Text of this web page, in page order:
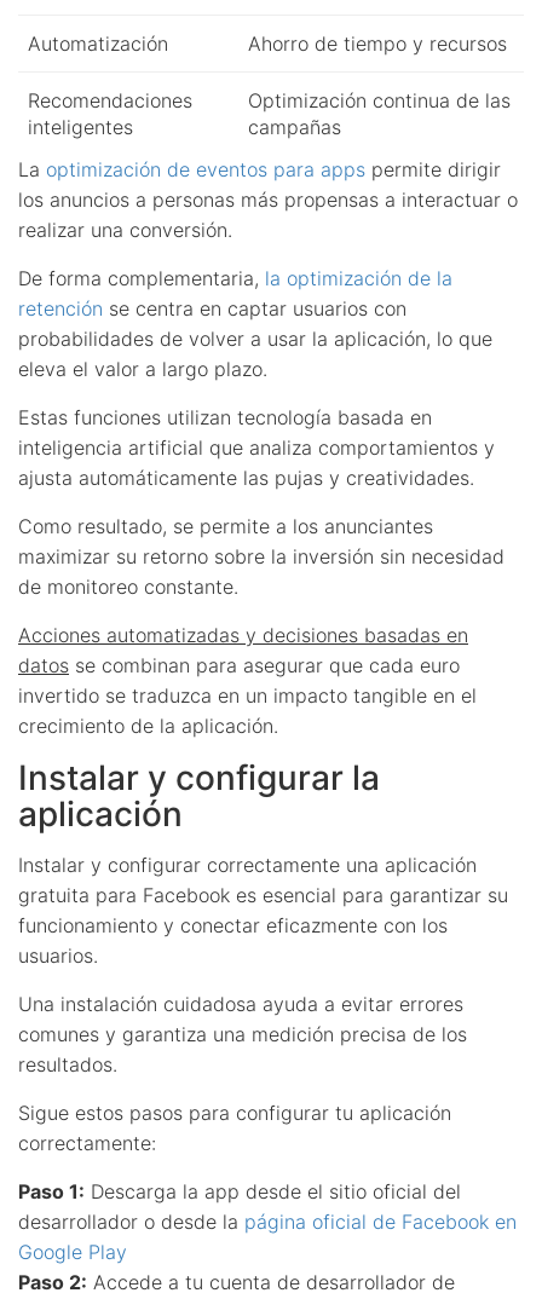
Automatización Ahorro de tiempo y recursos
Recomendaciones
inteligentes
Optimización continua de las
campañas
La optimización de eventos para apps permite dirigir
los anuncios a personas más propensas a interactuar o
realizar una conversión.
De forma complementaria, la optimización de la
retención se centra en captar usuarios con
probabilidades de volver a usar la aplicación, lo que
eleva el valor a largo plazo.
Estas funciones utilizan tecnología basada en
inteligencia artificial que analiza comportamientos y
ajusta automáticamente las pujas y creatividades.
Como resultado, se permite a los anunciantes
maximizar su retorno sobre la inversión sin necesidad
de monitoreo constante.
Acciones automatizadas y decisiones basadas en
datos se combinan para asegurar que cada euro
invertido se traduzca en un impacto tangible en el
crecimiento de la aplicación.
Instalar y configurar la
aplicación
Instalar y configurar correctamente una aplicación
gratuita para Facebook es esencial para garantizar su
funcionamiento y conectar eficazmente con los
usuarios.
Una instalación cuidadosa ayuda a evitar errores
comunes y garantiza una medición precisa de los
resultados.
Sigue estos pasos para configurar tu aplicación
correctamente:
Paso 1: Descarga la app desde el sitio oficial del
desarrollador o desde la página oficial de Facebook en
Google Play
Paso 2: Accede a tu cuenta de desarrollador de